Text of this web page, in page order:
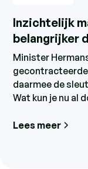
Inzichtelijk
belangrijker
Minister
daarmee de
Wat kun je nu al
Lees meer